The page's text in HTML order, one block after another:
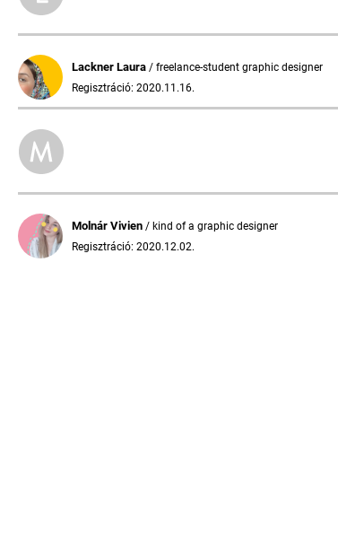
Lackner Laura / freelance-student graphic designer
Regisztráció: 2020.11.16.
Molnár Vivien / kind of a graphic designer
Regisztráció: 2020.12.02.